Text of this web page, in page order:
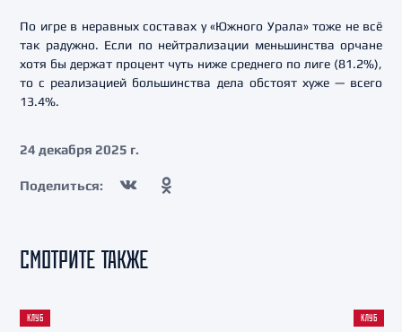
По игре в неравных составах у «Южного Урала» тоже не всё
так радужно. Если по нейтрализации меньшинства орчане
хотя бы держат процент чуть ниже среднего по лиге (81.2%),
то с реализацией большинства дела обстоят хуже — всего
13.4%.
24 декабря 2025 г.
Поделиться:
СМОТРИТЕ ТАКЖЕ
КЛУБ КЛУБ